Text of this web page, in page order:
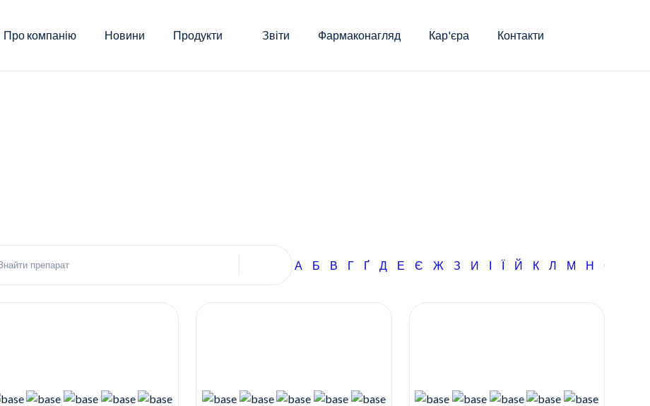
Про компанію Новини Продукти Звіти Фармаконагляд Кар'єра Контакти
А Б В Г Ґ Д Е Є Ж З И І Ї Й К Л М Н О